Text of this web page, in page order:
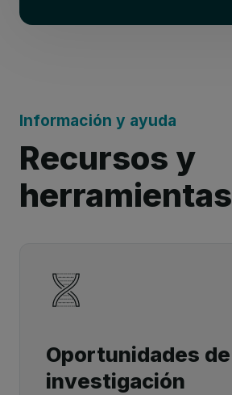
Información y ayuda
Recursos y
herramientas
Oportunidades de
investigación